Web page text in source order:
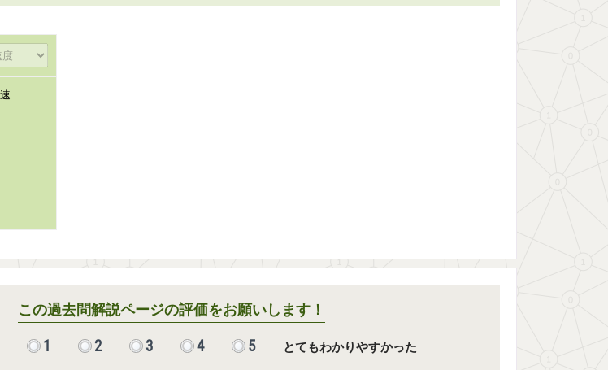
この過去問解説ページの評価をお願いします！
1 2 3 4 5 とてもわかりやすかった